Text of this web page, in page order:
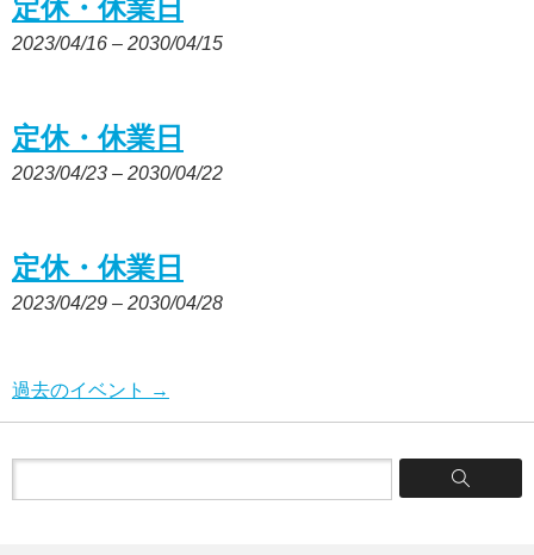
定休・休業日
2023/04/16 – 2030/04/15
定休・休業日
2023/04/23 – 2030/04/22
定休・休業日
2023/04/29 – 2030/04/28
過去のイベント →